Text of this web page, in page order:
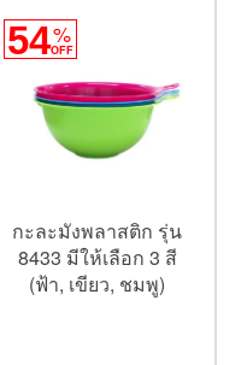
54%
OFF
กะละมังพลาสติก รุ่น
8433 มีให้เลือก 3 สี
(ฟ้า, เขียว, ชมพู)